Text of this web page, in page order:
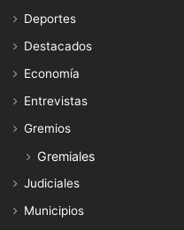
Deportes
Destacados
Economía
Entrevistas
Gremios
Gremiales
Judiciales
Municipios